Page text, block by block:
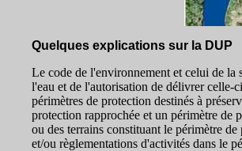
Quelques explications sur la DUP
Le code de l'environnement et celui de
l'eau et de l'autorisation de délivrer celle-
périmètres de protection destinés à
protection rapprochée et un périmètre de
ou des terrains constituant le périmètre
et/ou règlementations d'activités dans le